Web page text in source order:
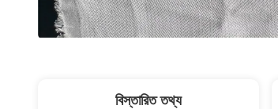
বিস্তারিত তথ্য